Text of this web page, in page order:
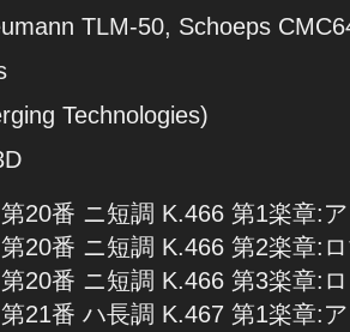
TLM-50, Schoeps
Technologies)
20番 ニ短調 K.466 第1楽章:
20番 ニ短調 K.466 第2楽章:
20番 ニ短調 K.466 第3楽章:
21番 ハ長調 K.467 第1楽章: